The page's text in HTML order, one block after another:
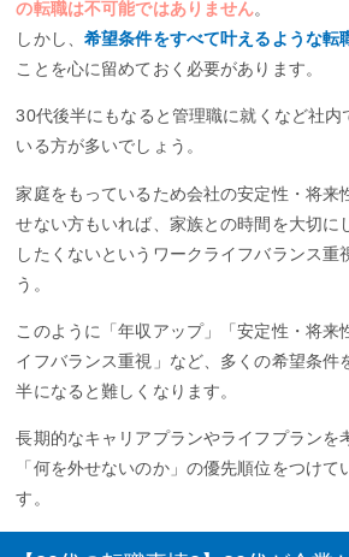
の転職は不可能ではありません。
しかし、希望条件をすべて叶えるような転
ことを心に留めておく必要があります。
30代後半にもなると管理職に就くなど社内
いる方が多いでしょう。
家庭をもっているため会社の安定性・将来
せない方もいれば、家族との時間を大切に
したくないというワークライフバランス重
う。
このように「年収アップ」「安定性・将来
イフバランス重視」など、多くの希望条件
半になると難しくなります。
長期的なキャリアプランやライフプランを
「何を外せないのか」の優先順位をつけ
す。